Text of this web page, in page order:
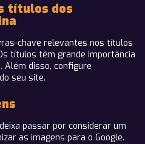
títulos dos
chave relevantes nos títulos
títulos têm grande importância
Além disso, configure
seu site.
passar por considerar um
as imagens para o Google.